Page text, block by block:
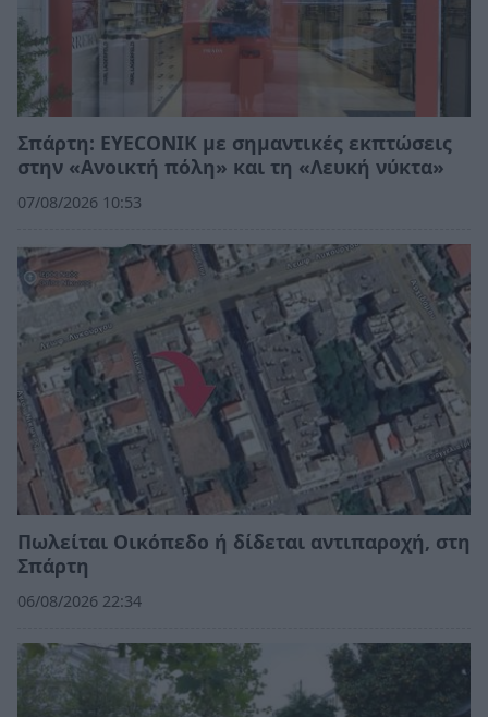
Σπάρτη: EYECONIK με σημαντικές εκπτώσεις
στην «Ανοικτή πόλη» και τη «Λευκή νύκτα»
07/08/2026 10:53
Πωλείται Οικόπεδο ή δίδεται αντιπαροχή, στη
Σπάρτη
06/08/2026 22:34